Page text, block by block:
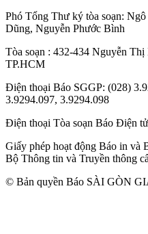
Phó Tổng Thư ký tòa soạn: Ngô
Dũng, Nguyễn Phước Bình
Tòa soạn : 432-434 Nguyễn
TP.HCM
Điện thoại Báo SGGP: (028)
3.9294.097, 3.9294.098
Điện thoại Tòa soạn Báo Điện tử
Giấy phép hoạt động Báo in
Bộ Thông tin và Truyền thông
© Bản quyền Báo SÀI GÒN